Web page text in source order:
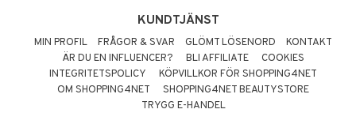
KUNDTJÄNST
MIN PROFIL FRÅGOR & SVAR GLÖMT LÖSENORD
KONTAKT
ÄR DU EN INFLUENCER?
BLI AFFILIATE
COOKIES
INTEGRITETSPOLICY
KÖPVILLKOR FÖR SHOPPING4NET
OM SHOPPING4NET
SHOPPING4NET BEAUTYSTORE
TRYGG E-HANDEL